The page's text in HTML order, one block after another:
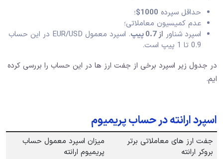
حداقل سپرده 1000$ ؛
عدم کمیسیون معاملاتی؛
اسپرد شناور از 0.7 پیپ
. اسپرد معمول EUR/USD در این حساب
0.9 تا 1 پیپ است.
در جدول زیر اسپرد برخی از جفت ارز ها در این حساب را بررسی کرده
ایم.
اسپرد ارانته در حساب پریمیوم
جفت ارز های معاملاتی برتر
بروکر ارانته
میزان اسپرد معمول حساب
پریمیوم ارانته